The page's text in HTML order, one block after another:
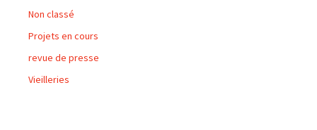
Non classé
Projets en cours
revue de presse
Vieilleries